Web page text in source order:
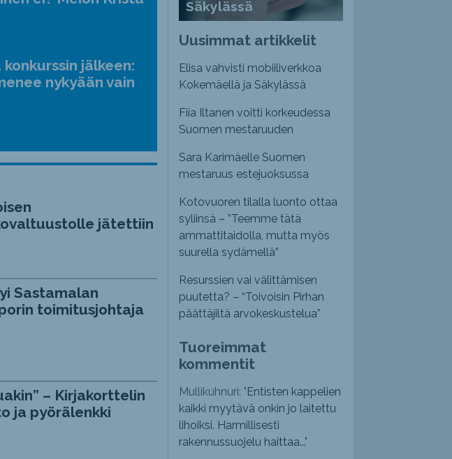
äänenvoimakkuutta
pienemmäksi.
jälkeen:
nykyään vain
jätettiin
Sastamalan
toimitusjohtaja
– Kirjakorttelin
ja pyörälenkki
Säkylässä
Uusimmat artikkelit
Elisa vahvisti mobiiliverkkoa
Kokemäellä ja Säkylässä
Fiia Iltanen voitti korkeudessa
Suomen mestaruuden
Sara Karimäelle Suomen
mestaruus estejuoksussa
Kotovuoren tilalla luonto ottaa
syliinsä – ”Teemme tätä
ammattitaidolla, mutta myös
suurella sydämellä”
Resurssien vai välittämisen
puutetta? – “Toivoisin Pirhan
päättäjiltä arvokeskustelua”
Tuoreimmat
kommentit
Mullikuhnuri: " Entisten kappelien
kaikki myytävä onkin jo laitettu
lihoiksi. Harmillisesti
rakennussuojelu haittaa..."